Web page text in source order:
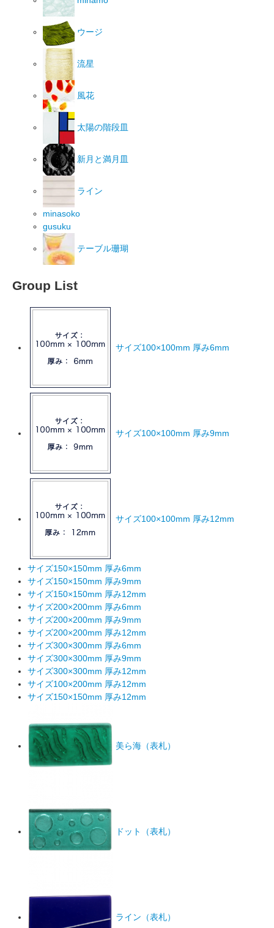
ウージ
流星
風花
太陽の階段皿
新月と満月皿
ライン
minasoko
gusuku
テーブル珊瑚
Group List
サイズ100×100mm 厚み6mm
サイズ100×100mm 厚み9mm
サイズ100×100mm 厚み12mm
サイズ150×150mm 厚み6mm
サイズ150×150mm 厚み9mm
サイズ150×150mm 厚み12mm
サイズ200×200mm 厚み6mm
サイズ200×200mm 厚み9mm
サイズ200×200mm 厚み12mm
サイズ300×300mm 厚み6mm
サイズ300×300mm 厚み9mm
サイズ300×300mm 厚み12mm
サイズ100×200mm 厚み12mm
サイズ150×150mm 厚み12mm
美ら海（表札）
ドット（表札）
ライン（表札）